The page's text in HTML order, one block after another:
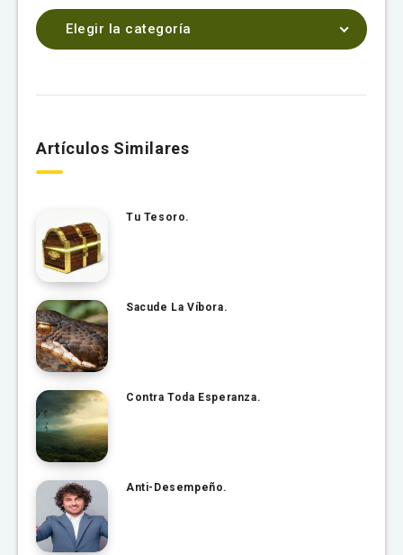
Elegir la categoría
Artículos Similares
Tu Tesoro.
Sacude La Víbora.
Contra Toda Esperanza.
Anti-Desempeño.